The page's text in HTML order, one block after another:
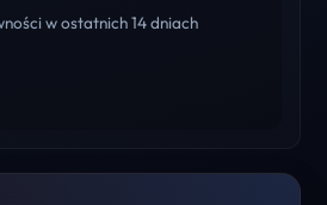
w ostatnich 14 dniach